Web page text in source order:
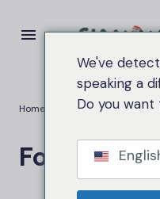
Home Forex
Forex
We've
speaking a
Do you